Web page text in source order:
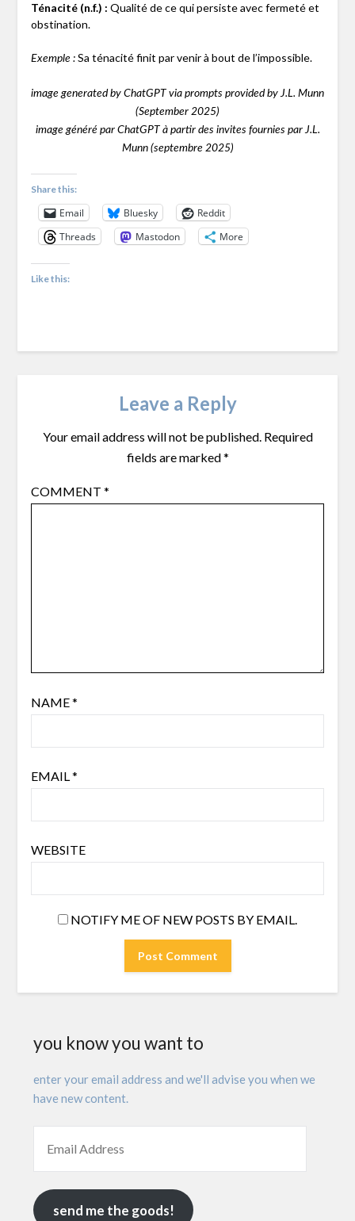
Ténacité (n.f.) : Qualité de ce qui persiste avec fermeté et
obstination.
Exemple :Sa ténacité finit par venir à bout de l’impossible.
image generated by ChatGPT via prompts provided by J.L. Munn
(September 2025)
image généré par ChatGPT à partir des invites fournies par J.L.
Munn (septembre 2025)
Share this:
Email Bluesky
Reddit
Threads
Mastodon More
Like this:
Leave a Reply
Your email address will not be published. Required
fields are marked*
COMMENT *
NAME*
EMAIL *
WEBSITE
NOTIFY ME OF NEW POSTS BY EMAIL.
you know you want to
enter your email address and we'll advise you when we
have new content.
send me the goods!